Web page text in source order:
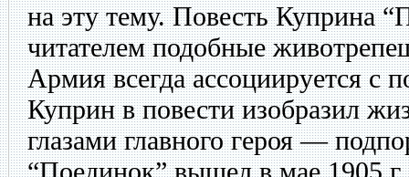
на эту тему. Повесть Куприна
читателем подобные
Армия всегда ассоциируется с
Куприн в повести изобразил
глазами главного героя —
“Поединок” вышел в мае 1905